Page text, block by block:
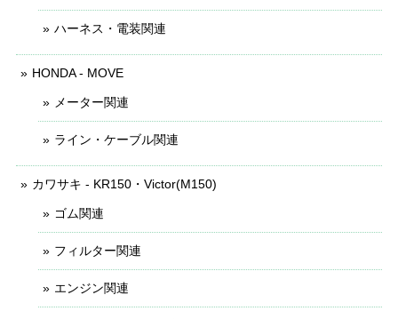
ハーネス・電装関連
HONDA - MOVE
メーター関連
ライン・ケーブル関連
カワサキ - KR150・Victor(M150)
ゴム関連
フィルター関連
エンジン関連